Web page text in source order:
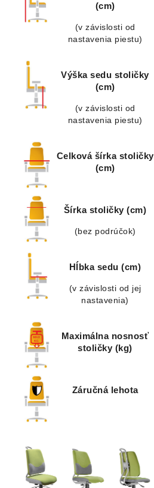
(cm)
(v závislosti od
nastavenia piestu)
Výška sedu stoličky
(cm)
(v závislosti od
nastavenia piestu)
Celková šírka stoličky
(cm)
Šírka stoličky (cm)
(bez podrúčok)
Hĺbka sedu (cm)
(v závislosti od jej
nastavenia)
Maximálna nosnosť
stoličky (kg)
Záručná lehota